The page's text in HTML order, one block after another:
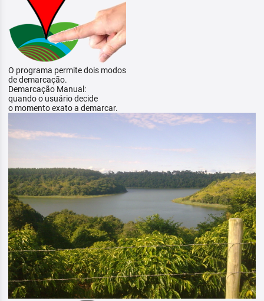
O programa permite dois modos
de demarcação.
Demarcação Manual:
quando o usuário decide
o momento exato a demarcar.